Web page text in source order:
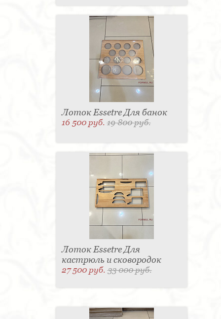
Лоток Essetre Для банок
16 500 руб.19 800 руб.
Лоток Essetre Для
кастрюль и сковородок
27 500 руб.33 000 руб.